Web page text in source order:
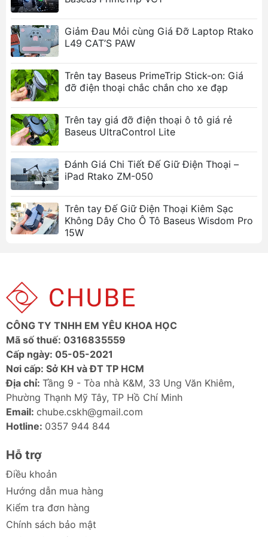
giao hàng, Grab hoặc xe dịch vụ.
Ảnh sản phẩm
Giá đỡ điện thoại từ tính ô tô MagSafe LISEN sở
hữu lực hút chân không siêu mạnh
Hệ thống nam châm vòng tinh chỉnh cho lực hít
bám dính chắc chắn, an toàn trên mọi cung đường
Sự kết hợp giữa gel nano thế hệ mới và đế hút lớn
Đầu xoay điều chỉnh góc linh hoạt, dễ dàng chuyển
đổi hướng màn hình dọc hoặc ngang
Thao tác một tay cực kỳ thuận tiện và nhanh chóng,
duy trì tầm nhìn bản đồ hoàn hảo
Thiết kế di động cao, dễ dàng lắp đặt linh hoạt trên
kính chắn gió hoặc bảng điều khiển taplo
Giảm Đau Mỏi cùng Giá Đỡ Laptop Rtako
L49 CAT’S PAW
Trên tay Baseus PrimeTrip Stick-on: Giá
đỡ điện thoại chắc chắn cho xe đạp
Trên tay giá đỡ điện thoại ô tô giá rẻ
Baseus UltraControl Lite
Đánh Giá Chi Tiết Đế Giữ Điện Thoại –
iPad Rtako ZM-050
Trên tay Đế Giữ Điện Thoại Kiêm Sạc
Không Dây Cho Ô Tô Baseus Wisdom Pro
15W
CÔNG TY TNHH EM YÊU KHOA HỌC
Mã số thuế: 0316835559
Cấp ngày: 05-05-2021
Nơi cấp: Sở KH và ĐT TP HCM
Địa chỉ: Tầng 9 - Tòa nhà K&M, 33 Ung Văn Khiêm,
Phường Thạnh Mỹ Tây, TP Hồ Chí Minh
Email: chube.cskh@gmail.com
Hotline: 0357 944 844
Hỗ trợ
Điều khoản
Hướng dẫn mua hàng
Kiểm tra đơn hàng
Chính sách bảo mật